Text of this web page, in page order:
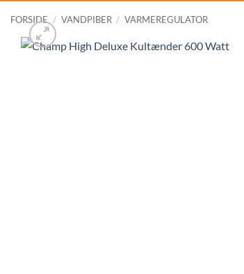
FORSIDE / VANDPIBER / VARMEREGULATOR